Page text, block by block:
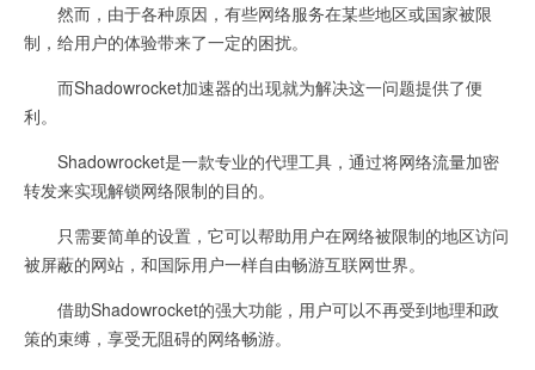
然而，由于各种原因，有些网络服务在某些地区或国家被限
制，给用户的体验带来了一定的困扰。
而Shadowrocket加速器的出现就为解决这一问题提供了便
利。
Shadowrocket是一款专业的代理工具，通过将网络流量加密
转发来实现解锁网络限制的目的。
只需要简单的设置，它可以帮助用户在网络被限制的地区访问
被屏蔽的网站，和国际用户一样自由畅游互联网世界。
借助Shadowrocket的强大功能，用户可以不再受到地理和政
策的束缚，享受无阻碍的网络畅游。